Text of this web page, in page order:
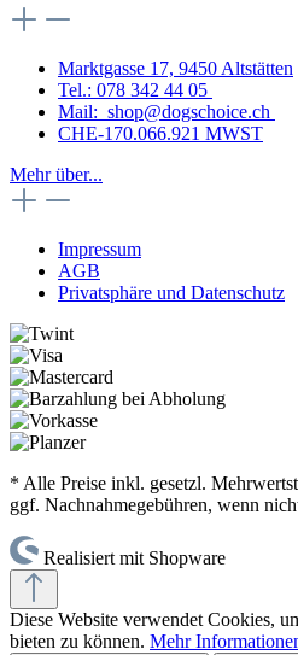
Marktgasse 17, 9450 Altstätten
Tel.: 078 342 44 05
Mail: shop@dogschoice.ch
CHE-170.066.921 MWST
Mehr über...
Impressum
AGB
Privatsphäre und Datenschutz
* Alle Preise inkl. gesetzl.
ggf. Nachnahmegebühren, wenn
Realisiert mit Shopware
Diese Website verwendet Cookies,
bieten zu können. Mehr